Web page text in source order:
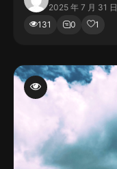
2025 年 7 月 31 日
131
0 1